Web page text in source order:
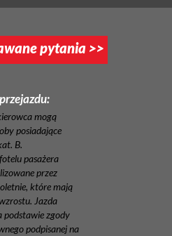
pytania >>
mogą
posiadające
B.
pasażera
przez
które mają
Jazda
podstawie zgody
podpisanej na